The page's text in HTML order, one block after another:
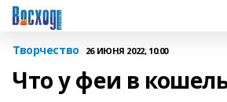
Творчество 26 ИЮНЯ 2022, 10:00
Что у феи в